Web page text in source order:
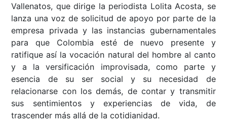
Vallenatos, que dirige la periodista Lolita Acosta, se
lanza una voz de solicitud de apoyo por parte de la
empresa privada y las instancias gubernamentales
para que Colombia esté de nuevo presente y
ratifique así la vocación natural del hombre al canto
y a la versificación improvisada, como parte y
esencia de su ser social y su necesidad de
relacionarse con los demás, de contar y transmitir
sus sentimientos y experiencias de vida, de
trascender más allá de la cotidianidad.